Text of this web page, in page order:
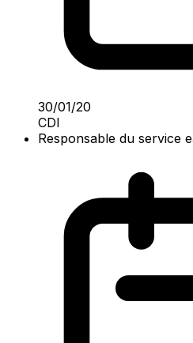
30/01/20
CDI
Responsable du service